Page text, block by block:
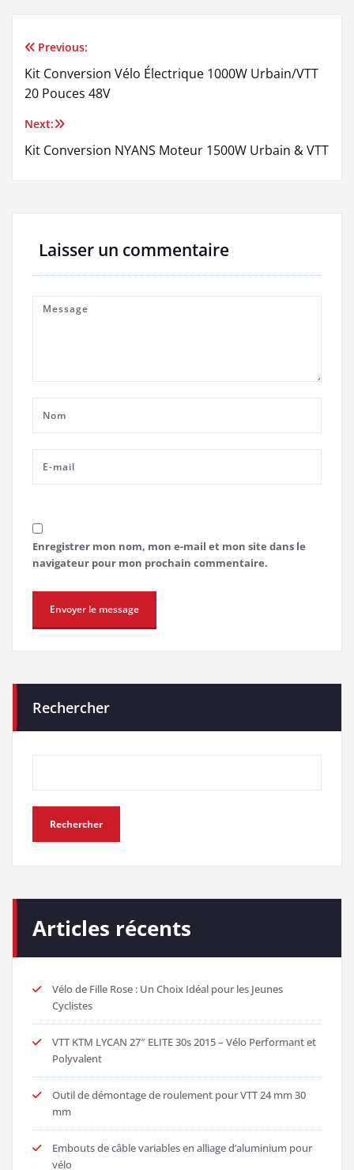
Navigation
de
l’article
Previous:
Kit Conversion Vélo Électrique 1000W Urbain/VTT
20 Pouces 48V
Next:
Kit Conversion NYANS Moteur 1500W Urbain & VTT
Laisser un commentaire
Enregistrer mon nom, mon e-mail et mon site dans le
navigateur pour mon prochain commentaire.
Rechercher
Rechercher
Articles récents
Vélo de Fille Rose : Un Choix Idéal pour les Jeunes
Cyclistes
VTT KTM LYCAN 27″ ELITE 30s 2015 – Vélo Performant et
Polyvalent
Outil de démontage de roulement pour VTT 24 mm 30
mm
Embouts de câble variables en alliage d’aluminium pour
vélo